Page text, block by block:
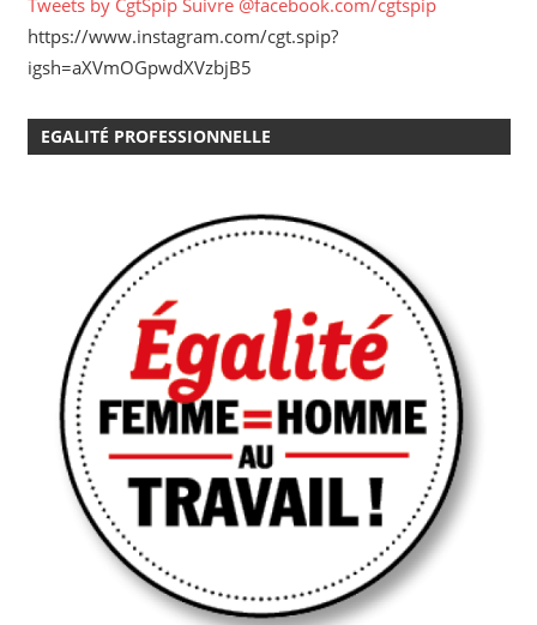
https://www.instagram.com/cgt.spip?
igsh=aXVmOGpwdXVzbjB5
EGALITÉ PROFESSIONNELLE